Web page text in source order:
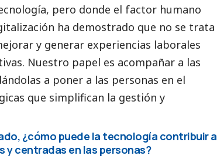
pero donde el factor humano
ha demostrado que no se trata
y generar experiencias laborales
Nuestro papel es acompañar a las
a poner a las personas en el
que simplifican la gestión y
¿cómo puede la tecnología contribuir a
y centradas en las personas?